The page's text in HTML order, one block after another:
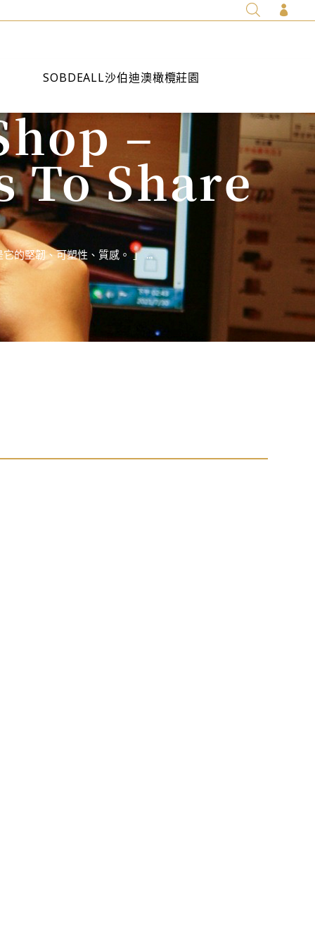

SOBDEALL沙伯迪澳橄欖莊園
–
To Share
的堅韌、可塑性、質感。 」 ...